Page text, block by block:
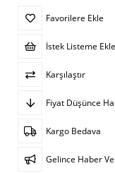
Favorilere Ekle
İstek Listeme Ekle
Karşılaştır
Fiyat Düşünce
Kargo Bedava
Gelince Haber